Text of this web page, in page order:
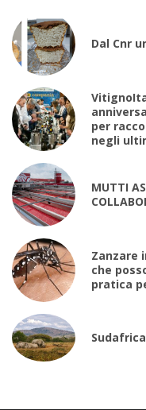
Dal Cnr
per
negli
MUTTI
Zanzare
che
pratica